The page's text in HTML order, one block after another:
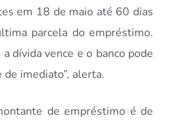
em 18 de maio até 60 dias
parcela do empréstimo.
dívida vence e o banco pode
imediato”, alerta.
de empréstimo é de